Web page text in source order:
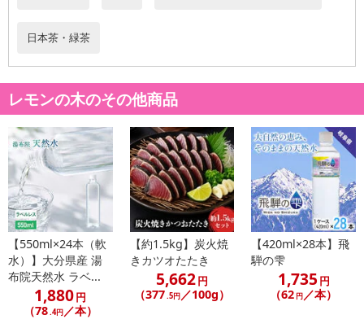
けいたします。
商品が破損なくお手元に届くよう細心の注意を払っております
が、結束バンドの締め付けにより段ボールに多少のへこみや傷が生
じる場合がございます。
誠に恐れ入りますが、そのような外装の軽微な損傷による返品・
交換はご対応いたしかねますので、あらかじめご了承ください。
注意事項
【賞味・消費期限のある商品について】
商品到着時点でのお日持ち期間は、配送日数などにより異なります
のでご了承ください。
【キャンセルについて】
※お申込み後のキャンセルはお受けできません。
日本茶・緑茶
レモンの木のその他商品
【550ml×24本（軟
水）】大分県産 湯
布院天然水 ラベ...
1,880円
（78 .4円／本）
【約1.5kg】炭火焼
きカツオたたき
5,662円
（377 .5円／100g）
【420ml×28本】飛
騨の雫
1,735 円
（62 円 ／本）